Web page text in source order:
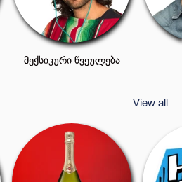
მექსიკური წვეულება
View all